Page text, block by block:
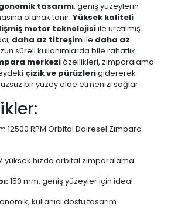
tasarımı, geniş yüzeylerin
olanak tanır. Yüksek kaliteli
motor teknolojisiile üretilmiş
daha az titreşimile daha az
süreli kullanımlarda bile rahatlık
merkeziözellikleri, zımparalama
çizik ve pürüzlerigidererek
bir yüzey elde etmenizi sağlar.
12500 RPM Orbital Dairesel Zımpara
yüksek hızda orbital zımparalama
150 mm, geniş yüzeyler için ideal
kullanıcı dostu tasarım